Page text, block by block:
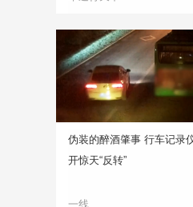
伪装的醉酒肇事 行车记录
开惊天“反转”
一线